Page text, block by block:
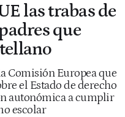
las trabas de
que
Comisión Europea que
el Estado de derecho
autonómica a cumplir
escolar